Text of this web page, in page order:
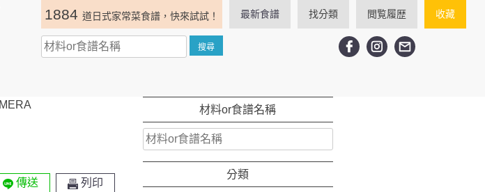
1884 道日式家常菜食譜，快來試試！ 最新食譜 找分類 閲覧履歴 收藏
傳送 列印
材料or食譜名稱
分類